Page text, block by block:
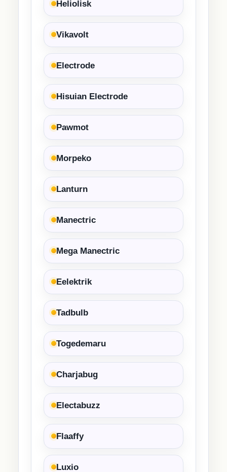
Heliolisk
Vikavolt
Electrode
Hisuian Electrode
Pawmot
Morpeko
Lanturn
Manectric
Mega Manectric
Eelektrik
Tadbulb
Togedemaru
Charjabug
Electabuzz
Flaaffy
Luxio